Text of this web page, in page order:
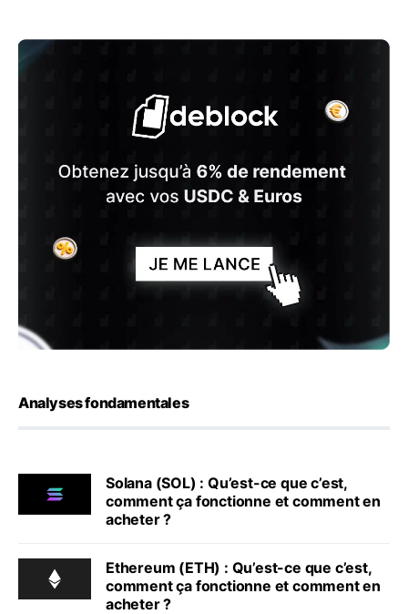
Analyses fondamentales
Solana (SOL) : Qu’est-ce que c’est,
comment ça fonctionne et comment en
acheter ?
Ethereum (ETH) : Qu’est-ce que c’est,
comment ça fonctionne et comment en
acheter ?